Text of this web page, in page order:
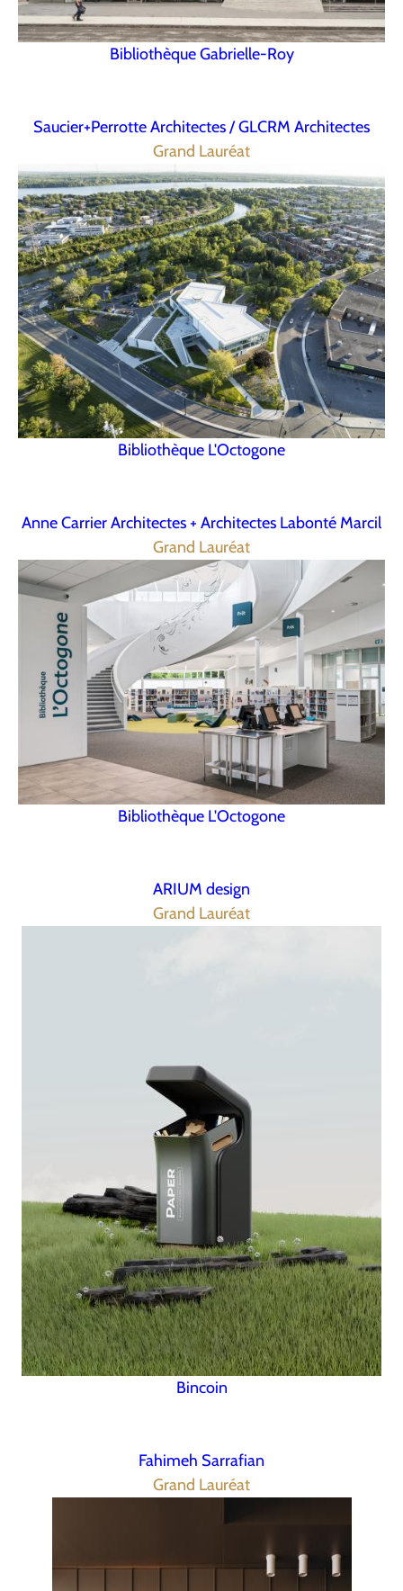
Bibliothèque Gabrielle-Roy
Saucier+Perrotte Architectes / GLCRM Architectes
Grand Lauréat
Bibliothèque L'Octogone
Anne Carrier Architectes + Architectes Labonté Marcil
Grand Lauréat
Bibliothèque L'Octogone
ARIUM design
Grand Lauréat
Bincoin
Fahimeh Sarrafian
Grand Lauréat